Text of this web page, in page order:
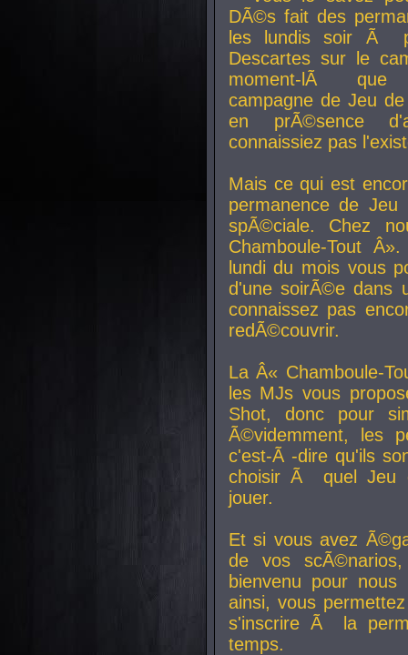
DÃ©s fait des
les lundis soir Ã
Descartes sur le
moment-lÃ que
campagne de Jeu
en prÃ©sence
connaissiez pas
Mais ce qui est
permanence de
spÃ©ciale. Chez
Chamboule-Tout
lundi du mois vous
d'une soirÃ©e dans
connaissez pas
redÃ©couvrir.
La Â« Chamboule-
les MJs vous
Shot, donc pour
Ã©videmment, les
c'est-Ã -dire qu'ils
choisir Ã quel Jeu
jouer.
Et si vous avez
de vos
bienvenu pour
ainsi, vous
s'inscrire Ã la
temps.